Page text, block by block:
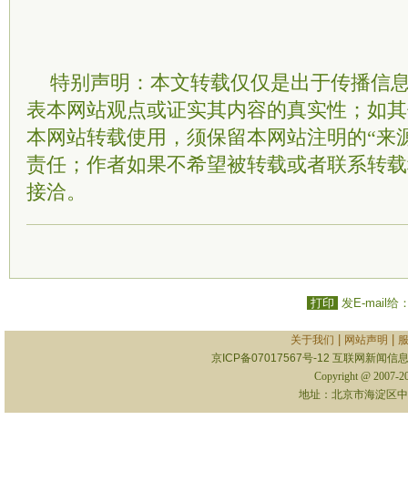
特别声明：本文转载仅仅是出于传播信
表本网站观点或证实其内容的真实性；如
本网站转载使用，须保留本网站注明的“来
责任；作者如果不希望被转载或者联系转
接洽。
打印 发E-mail给
关于我们 网站声明
京ICP备07017567号-12 互联网新闻信
Copyright @ 2007-
地址：北京市海淀区